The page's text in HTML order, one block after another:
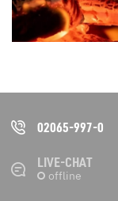
02065-997-0
LIVE-CHAT